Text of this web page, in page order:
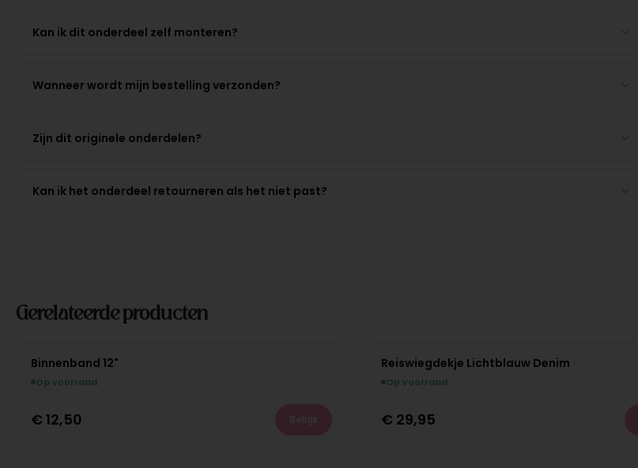
Kan ik dit onderdeel zelf monteren?
Wanneer wordt mijn bestelling verzonden?
Zijn dit originele onderdelen?
Kan ik het onderdeel retourneren als het niet past?
Gerelateerde producten
Binnenband 12"
Op voorraad
€ 12,50
Reiswiegdekje Lichtblauw Denim
Op voorraad
€ 29,95